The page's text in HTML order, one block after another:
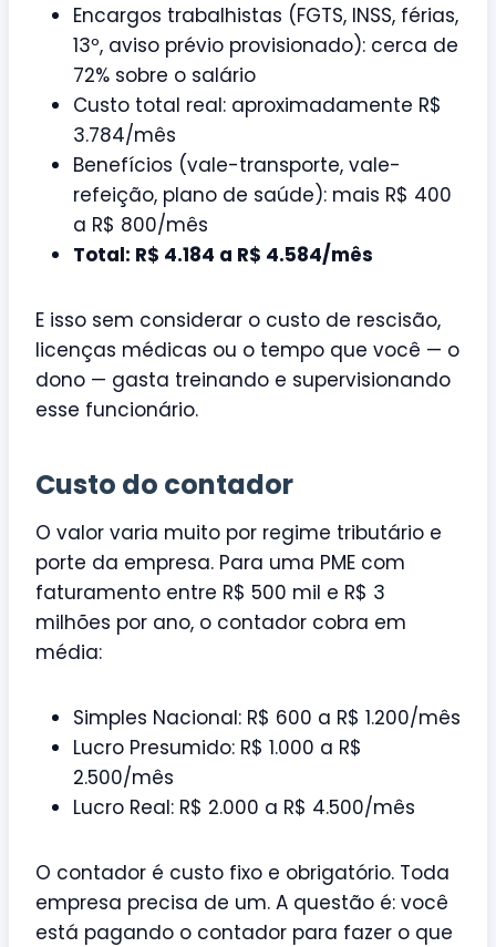
Encargos trabalhistas (FGTS, INSS, férias,
13º, aviso prévio provisionado): cerca de
72% sobre o salário
Custo total real: aproximadamente R$
3.784/mês
Benefícios (vale-transporte, vale-
refeição, plano de saúde): mais R$ 400
a R$ 800/mês
Total: R$ 4.184 a R$ 4.584/mês
E isso sem considerar o custo de rescisão,
licenças médicas ou o tempo que você — o
dono — gasta treinando e supervisionando
esse funcionário.
Custo do contador
O valor varia muito por regime tributário e
porte da empresa. Para uma PME com
faturamento entre R$ 500 mil e R$ 3
milhões por ano, o contador cobra em
média:
Simples Nacional: R$ 600 a R$ 1.200/mês
Lucro Presumido: R$ 1.000 a R$
2.500/mês
Lucro Real: R$ 2.000 a R$ 4.500/mês
O contador é custo fixo e obrigatório. Toda
empresa precisa de um. A questão é: você
está pagando o contador para fazer o que